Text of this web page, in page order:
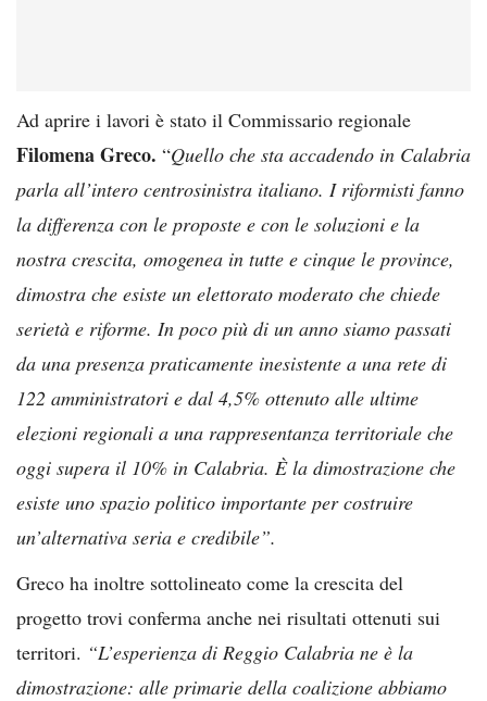
Ad aprire i lavori è stato il Commissario regionale
Filomena Greco. “Quello che sta accadendo in Calabria
parla all’intero centrosinistra italiano. I riformisti fanno
la differenza con le proposte e con le soluzioni e la
nostra crescita, omogenea in tutte e cinque le province,
dimostra che esiste un elettorato moderato che chiede
serietà e riforme. In poco più di un anno siamo passati
da una presenza praticamente inesistente a una rete di
122 amministratori e dal 4,5% ottenuto alle ultime
elezioni regionali a una rappresentanza territoriale che
oggi supera il 10% in Calabria. È la dimostrazione che
esiste uno spazio politico importante per costruire
un’alternativa seria e credibile”.
Greco ha inoltre sottolineato come la crescita del
progetto trovi conferma anche nei risultati ottenuti sui
territori. “L’esperienza di Reggio Calabria ne è la
dimostrazione: alle primarie della coalizione abbiamo